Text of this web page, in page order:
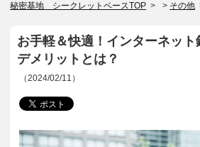
秘密基地 シークレットベースTOP > その他
お手軽＆快適！インターネット
デメリットとは？
（2024/02/11）